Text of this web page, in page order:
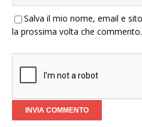
Salva il mio nome, email e
la prossima volta che commento.